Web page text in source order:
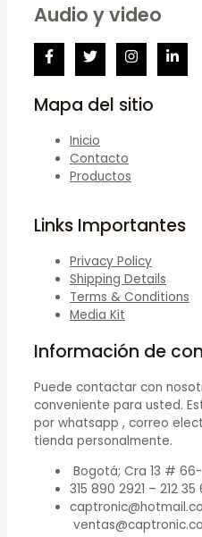
Audio y video
Mapa del sitio
Inicio
Contacto
Productos
Links Importantes
Privacy Policy
Shipping Details
Terms & Conditions
Media Kit
Información de
Puede contactar con
conveniente para usted.
por whatsapp , correo
tienda personalmente.
Bogotá; Cra 13 #
315 890 2921 – 212